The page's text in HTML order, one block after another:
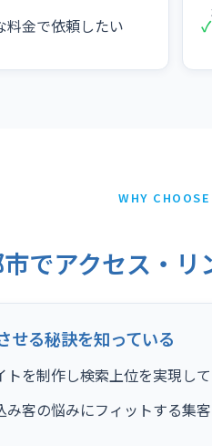
料金で依頼したい ✓
WHY
でアクセス・
せる秘訣を知っている
を制作し検索上位を実現して
客の悩みにフィットする集客